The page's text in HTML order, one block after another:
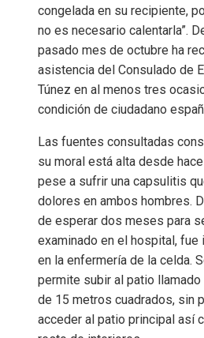
congelada en su recipiente,
no es necesario calentarla”.
pasado mes de octubre ha
asistencia del Consulado de
Túnez en al menos tres
condición de ciudadano
Las fuentes consultadas
su moral está alta desde hace
pese a sufrir una capsulitis
dolores en ambos hombres.
de esperar dos meses para
examinado en el hospital, fue
en la enfermería de la celda.
permite subir al patio llamado
de 15 metros cuadrados, sin
acceder al patio principal así